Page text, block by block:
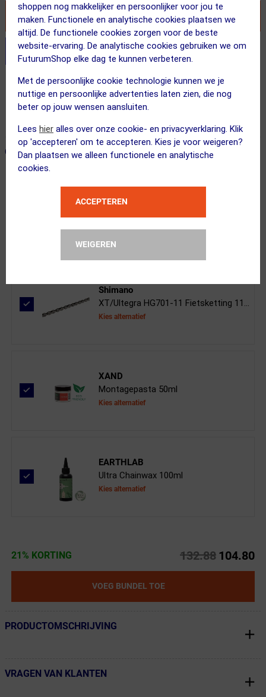
shoppen nog makkelijker en persoonlijker voor jou te
maken. Functionele en analytische cookies plaatsen we
altijd. De functionele cookies zorgen voor de beste
website-ervaring. De analytische cookies gebruiken we om
FuturumShop elke dag te kunnen verbeteren.
Met de persoonlijke cookie technologie kunnen we je
nuttige en persoonlijke advertenties laten zien, die nog
beter op jouw wensen aansluiten.
Lees hier alles over onze cookie- en privacyverklaring. Klik
op 'accepteren' om te accepteren. Kies je voor weigeren?
Dan plaatsen we alleen functionele en analytische
cookies.
ACCEPTEREN
WEIGEREN
VOEG TOE AAN WINKELWAGEN
Stel je productvragen aan onze AI assistent
Gratis verzending vanaf €49
Voor 23:00 uur besteld, morgen in huis
← Terug naar productnavigatie
ONZE AANBEVOLEN COMBINATIE
Shimano
XT/Ultegra HG701-11 Fietsketting 11...
Kies alternatief
XAND
Montagepasta 50ml
Kies alternatief
EARTHLAB
Ultra Chainwax 100ml
Kies alternatief
21% KORTING 132.88 104.80
VOEG BUNDEL TOE
← Terug naar productnavigatie
PRODUCTOMSCHRIJVING
← Terug naar productnavigatie
VRAGEN VAN KLANTEN